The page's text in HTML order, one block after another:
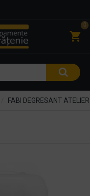
0
FABI DEGRESANT